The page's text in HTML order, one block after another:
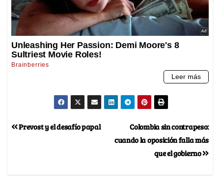
Colombia sin contrapeso:
cuando la oposición falla más
que el gobierno
Prevost y el desafío papal